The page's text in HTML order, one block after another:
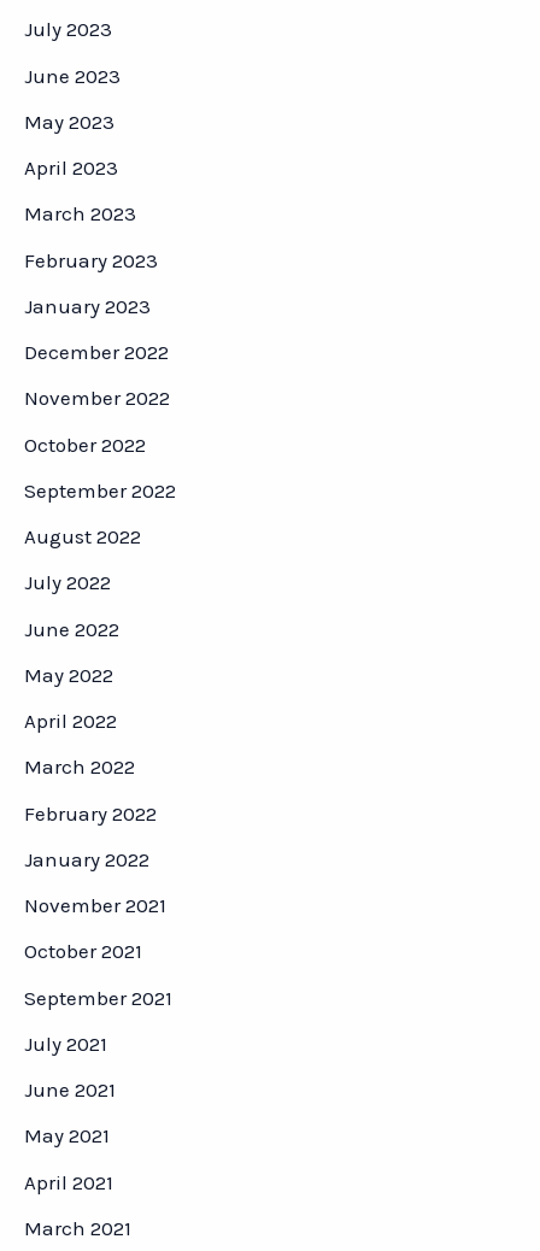
July 2023
June 2023
May 2023
April 2023
March 2023
February 2023
January 2023
December 2022
November 2022
October 2022
September 2022
August 2022
July 2022
June 2022
May 2022
April 2022
March 2022
February 2022
January 2022
November 2021
October 2021
September 2021
July 2021
June 2021
May 2021
April 2021
March 2021